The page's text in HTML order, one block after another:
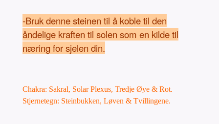
-Bruk denne steinen til å koble til den
åndelige kraften til solen som en kilde til
næring for sjelen din.
Chakra: Sakral, Solar Plexus, Tredje Øye & Rot.
Stjernetegn: Steinbukken, Løven & Tvillingene.